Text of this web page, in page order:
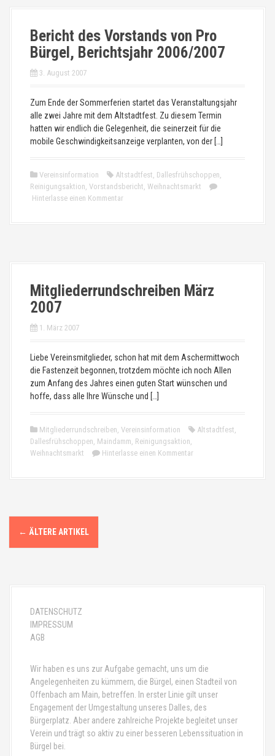
Bericht des Vorstands von Pro
Bürgel, Berichtsjahr 2006/2007
3. August 2007
Zum Ende der Sommerferien startet das Veranstaltungsjahr
alle zwei Jahre mit dem Altstadtfest. Zu diesem Termin
hatten wir endlich die Gelegenheit, die seinerzeit für die
mobile Geschwindigkeitsanzeige verplanten, von der […]
Vereinsinformation Altstadtfest, Dallesfrühschoppen,
Reinigungsaktion, Vorstandsbericht, Weihnachtsmarkt
Hinterlasse einen Kommentar
Mitgliederrundschreiben März
2007
1. März 2007
Liebe Vereinsmitglieder, schon hat mit dem Aschermittwoch
die Fastenzeit begonnen, trotzdem möchte ich noch Allen
zum Anfang des Jahres einen guten Start wünschen und
hoffe, dass alle Ihre Wünsche und […]
Mitgliederrundschreiben, Vereinsinformation Altstadtfest,
Dallesfrühschoppen, Maindamm, Reinigungsaktion,
Weihnachtsmarkt
Hinterlasse einen Kommentar
B
e
← ÄLTERE ARTIKEL
DATENSCHUTZ
IMPRESSUM
AGB
Wir haben es uns zur Aufgabe gemacht, uns um die
Angelegenheiten zu kümmern, die Bürgel, einen Stadteil von
Offenbach am Main, betreffen. In erster Linie gilt unser
Engagement der Umgestaltung unseres Dalles, des
Bürgerplatz. Aber andere zahlreiche Projekte begleitet unser
Verein und trägt so aktiv zu einer besseren Lebenssituation in
Bürgel bei.